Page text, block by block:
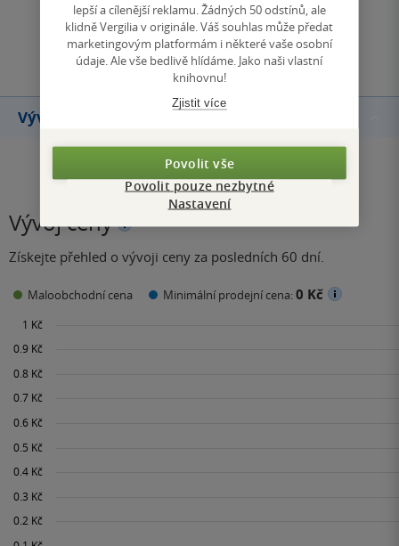
Přidat hodnocení
Vývoj ceny
Vývoj ceny
Získejte přehled o vývoji ceny za posledních 60 dní.
Maloobchodní cena Minimální prodejní cena:0 Kč
lepší a cílenější reklamu. Žádných 50 odstínů, ale
klidně Vergilia v originále. Váš souhlas může předat
marketingovým platformám i některé vaše osobní
údaje. Ale vše bedlivě hlídáme. Jako naši vlastní
knihovnu!
Zjistit více
Povolit vše
Povolit pouze nezbytné
Nastavení